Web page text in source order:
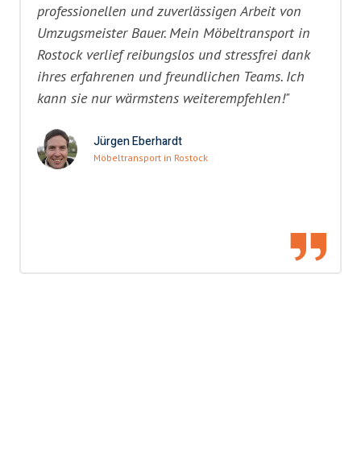
professionellen und zuverlässigen Arbeit von
Umzugsmeister Bauer. Mein Möbeltransport in
Rostock verlief reibungslos und stressfrei dank
ihres erfahrenen und freundlichen Teams. Ich
kann sie nur wärmstens weiterempfehlen!"
Jürgen Eberhardt
Möbeltransport in Rostock